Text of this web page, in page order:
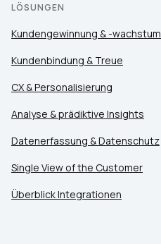
LÖSUNGEN
Kundengewinnung & -wachstum
Kundenbindung & Treue
CX & Personalisierung
Analyse & prädiktive Insights
Datenerfassung & Datenschutz
Single View of the Customer
Überblick Integrationen